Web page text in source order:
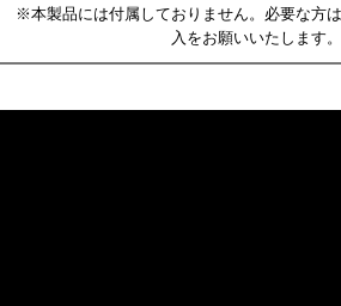
※本製品には付属しておりません。必要な方
入をお願いいたします。